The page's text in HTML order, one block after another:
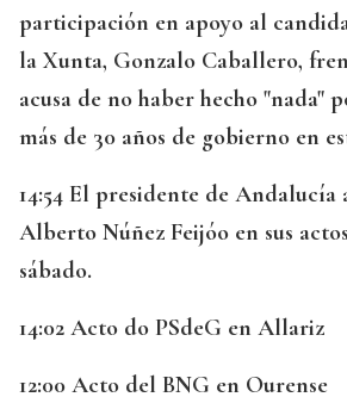
participación en apoyo al
la Xunta, Gonzalo Caballero,
acusa de no haber hecho "nada"
más de 30 años de gobierno en
14:54 El presidente de Andalucía
Alberto Núñez Feijóo en sus
sábado.
14:02 Acto do PSdeG en Allariz
12:00 Acto del BNG en Ourense